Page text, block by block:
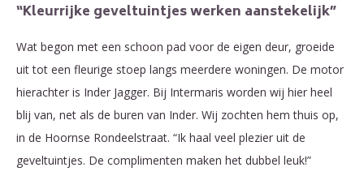
“Kleurrijke geveltuintjes werken aanstekelijk”
Wat begon met een schoon pad voor de eigen deur, groeide
uit tot een fleurige stoep langs meerdere woningen. De motor
hierachter is Inder Jagger. Bij Intermaris worden wij hier heel
blij van, net als de buren van Inder. Wij zochten hem thuis op,
in de Hoornse Rondeelstraat. “Ik haal veel plezier uit de
geveltuintjes. De complimenten maken het dubbel leuk!”